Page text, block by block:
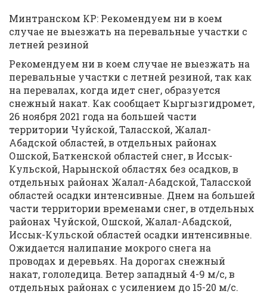
Минтранском КР: Рекомендуем ни в коем
случае не выезжать на перевальные участки с
летней резиной
Рекомендуем ни в коем случае не выезжать на
перевальные участки с летней резиной, так как
на перевалах, когда идет снег, образуется
снежный накат. Как сообщает Кыргызгидромет,
26 ноября 2021 года на большей части
территории Чуйской, Таласской, Жалал-
Абадской областей, в отдельных районах
Ошской, Баткенской областей снег, в Иссык-
Кульской, Нарынской областях без осадков, в
отдельных районах Жалал-Абадской, Таласской
областей осадки интенсивные. Днем на большей
части территории временами снег, в отдельных
районах Чуйской, Ошской, Жалал-Абадской,
Иссык-Кульской областей осадки интенсивные.
Ожидается налипание мокрого снега на
проводах и деревьях. На дорогах снежный
накат, гололедица. Ветер западный 4-9 м/с, в
отдельных районах с усилением до 15-20 м/с.